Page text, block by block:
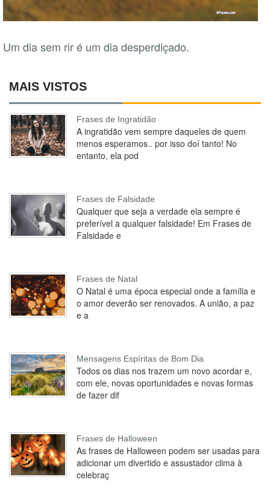
Um dia sem rir é um dia desperdiçado.
MAIS VISTOS
Frases de Ingratidão
A ingratidão vem sempre daqueles de quem
menos esperamos.. por isso doí tanto! No
entanto, ela pod
Frases de Falsidade
Qualquer que seja a verdade ela sempre é
preferível a qualquer falsidade! Em Frases de
Falsidade e
Frases de Natal
O Natal é uma época especial onde a família e
o amor deverão ser renovados. A união, a paz
e a
Mensagens Espíritas de Bom Dia
Todos os dias nos trazem um novo acordar e,
com ele, novas oportunidades e novas formas
de fazer dif
Frases de Halloween
As frases de Halloween podem ser usadas para
adicionar um divertido e assustador clima à
celebraç